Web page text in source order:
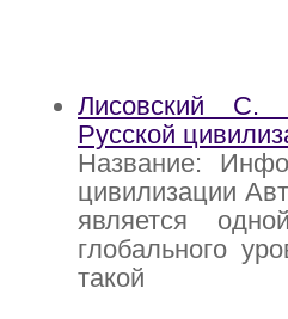
Лисовский С.
Русской
Название:
цивилизации
является
глобального
такой